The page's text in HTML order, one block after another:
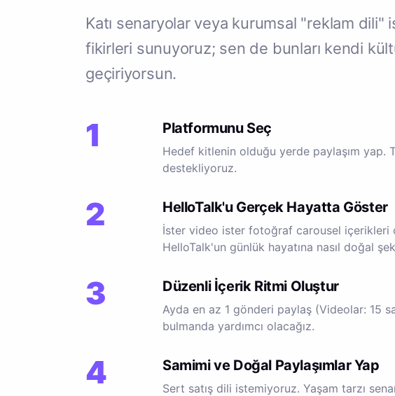
Katı senaryolar veya kurumsal "reklam
fikirleri sunuyoruz; sen de bunları kendi
geçiriyorsun.
1 Platformunu Seç
Hedef kitlenin olduğu yerde paylaşım yap.
destekliyoruz.
2 HelloTalk'u Gerçek Hayatta Göster
İster video ister fotoğraf carousel içerikleri
HelloTalk'un günlük hayatına nasıl doğal
3 Düzenli İçerik Ritmi Oluştur
Ayda en az 1 gönderi paylaş (Videolar: 15
bulmanda yardımcı olacağız.
4 Samimi ve Doğal Paylaşımlar Yap
Sert satış dili istemiyoruz. Yaşam tarzı